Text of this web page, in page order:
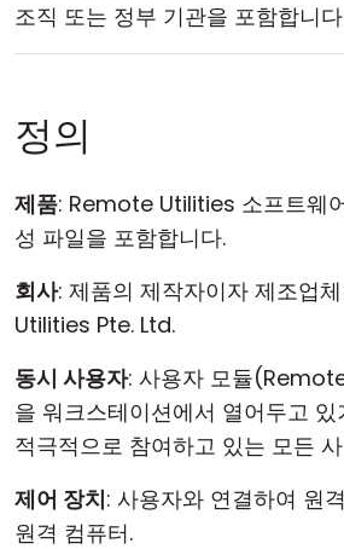
조직 또는 정부 기관을 포함합니
정의
제품: Remote Utilities 소프트웨
성 파일을 포함합니다.
회사: 제품의 제작자이자 제조업
Utilities Pte. Ltd.
동시 사용자: 사용자 모듈
을 워크스테이션에서 열어두고
적극적으로 참여하고 있는 모든
제어 장치: 사용자와 연결하여 원
원격 컴퓨터.